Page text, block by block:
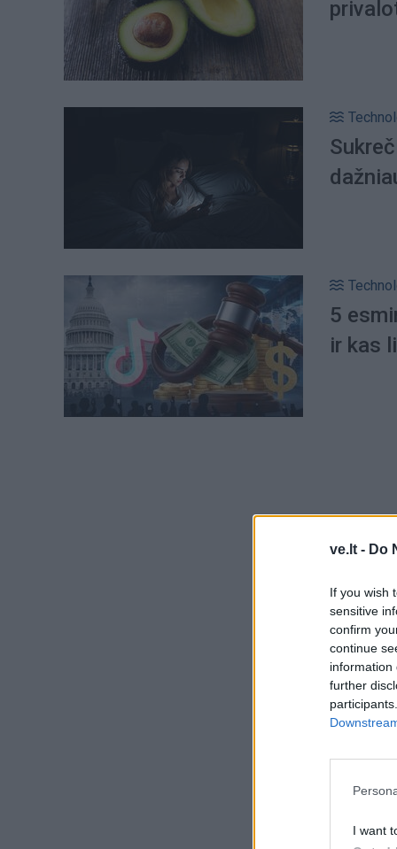
ve.lt - Do
If you wish
sensitive
confirm
continue
information
further
I want
5
ir kas